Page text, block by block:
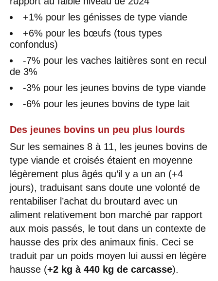
+1% pour les génisses de type viande
+6% pour les bœufs (tous types
confondus)
-7% pour les vaches laitières sont en recul
de 3%
-3% pour les jeunes bovins de type viande
-6% pour les jeunes bovins de type lait
Des jeunes bovins un peu plus lourds
Sur les semaines 8 à 11, les jeunes bovins de
type viande et croisés étaient en moyenne
légèrement plus âgés qu’il y a un an (+4
jours), traduisant sans doute une volonté de
rentabiliser l’achat du broutard avec un
aliment relativement bon marché par rapport
aux mois passés, le tout dans un contexte de
hausse des prix des animaux finis. Ceci se
traduit par un poids moyen lui aussi en légère
hausse (+2 kg à 440 kg de carcasse).